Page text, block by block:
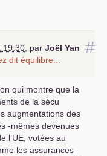
#
19:30 par Joël Yan
dit équilibre...
qui montre que la
de la sécu
augmentations des
-mêmes devenues
l’UE , votées au
les assurances